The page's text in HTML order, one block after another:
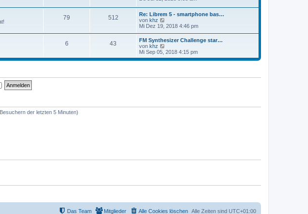
e
r
B
i
a
e
s
e
r
B
i
t
r
79 512
Re: Librem 5 - smartphone bas…
von khz
e
s
t
e
r
i
Mi Dez 19, 2018 4:46 pm
6 43
FM Synthesizer Challenge star…
von khz
e
u
Mi Sep 05, 2018 4:15 pm
der letzten 5 Minuten)
Alle Zeiten sind UTC+01:00
Alle Cookies löschen
Mitglieder
Das Team